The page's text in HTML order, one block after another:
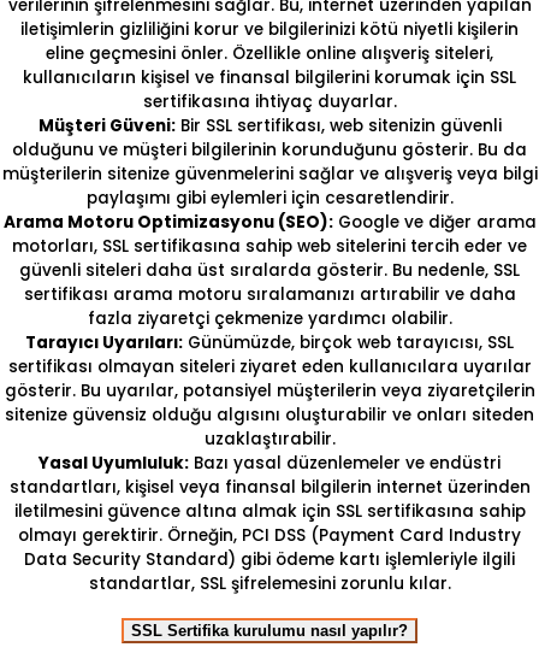
verilerinin şifrelenmesini sağlar. Bu, internet üzerinden yapılan
iletişimlerin gizliliğini korur ve bilgilerinizi kötü niyetli kişilerin
eline geçmesini önler. Özellikle online alışveriş siteleri,
kullanıcıların kişisel ve finansal bilgilerini korumak için SSL
sertifikasına ihtiyaç duyarlar.
Müşteri Güveni:Bir SSL sertifikası, web sitenizin güvenli
olduğunu ve müşteri bilgilerinin korunduğunu gösterir. Bu da
müşterilerin sitenize güvenmelerini sağlar ve alışveriş veya bilgi
paylaşımı gibi eylemleri için cesaretlendirir.
Arama Motoru Optimizasyonu (SEO):Google ve diğer arama
motorları, SSL sertifikasına sahip web sitelerini tercih eder ve
güvenli siteleri daha üst sıralarda gösterir. Bu nedenle, SSL
sertifikası arama motoru sıralamanızı artırabilir ve daha
fazla ziyaretçi çekmenize yardımcı olabilir.
Tarayıcı Uyarıları: Günümüzde, birçok web tarayıcısı, SSL
sertifikası olmayan siteleri ziyaret eden kullanıcılara uyarılar
gösterir. Bu uyarılar, potansiyel müşterilerin veya ziyaretçilerin
sitenize güvensiz olduğu algısını oluşturabilir ve onları siteden
uzaklaştırabilir.
Yasal Uyumluluk: Bazı yasal düzenlemeler ve endüstri
standartları, kişisel veya finansal bilgilerin internet üzerinden
iletilmesini güvence altına almak için SSL sertifikasına sahip
olmayı gerektirir. Örneğin, PCI DSS (Payment Card Industry
Data Security Standard) gibi ödeme kartı işlemleriyle ilgili
standartlar, SSL şifrelemesini zorunlu kılar.
SSL Sertifika kurulumu nasıl yapılır?